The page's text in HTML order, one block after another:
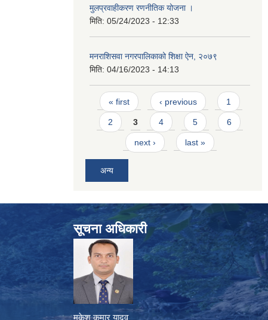
मुलप्रवाहीकरण रणनीतिक योजना ।
मिति: 05/24/2023 - 12:33
मनराशिसवा नगरपालिकाको शिक्षा ऐन, २०७९
मिति: 04/16/2023 - 14:13
Pages
« first ‹ previous 1
2 3 4 5 6
next › last »
अन्य
सूचना अधिकारी
मुकेश कुमार यादव